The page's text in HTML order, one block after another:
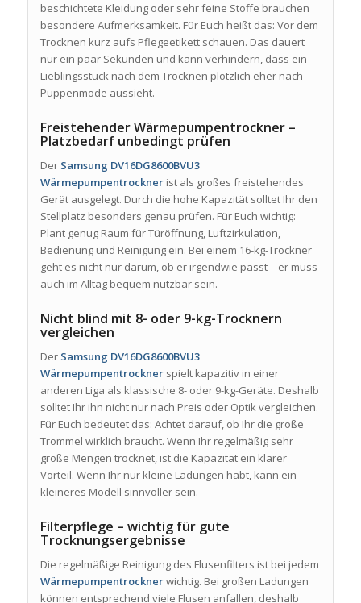
beschichtete Kleidung oder sehr feine Stoffe brauchen
besondere Aufmerksamkeit. Für Euch heißt das: Vor dem
Trocknen kurz aufs Pflegeetikett schauen. Das dauert
nur ein paar Sekunden und kann verhindern, dass ein
Lieblingsstück nach dem Trocknen plötzlich eher nach
Puppenmode aussieht.
Freistehender Wärmepumpentrockner –
Platzbedarf unbedingt prüfen
Der Samsung DV16DG8600BVU3
Wärmepumpentrocknerist als großes freistehendes
Gerät ausgelegt. Durch die hohe Kapazität solltet Ihr den
Stellplatz besonders genau prüfen. Für Euch wichtig:
Plant genug Raum für Türöffnung, Luftzirkulation,
Bedienung und Reinigung ein. Bei einem 16-kg-Trockner
geht es nicht nur darum, ob er irgendwie passt – er muss
auch im Alltag bequem nutzbar sein.
Nicht blind mit 8- oder 9-kg-Trocknern
vergleichen
Der Samsung DV16DG8600BVU3
Wärmepumpentrocknerspielt kapazitiv in einer
anderen Liga als klassische 8- oder 9-kg-Geräte. Deshalb
solltet Ihr ihn nicht nur nach Preis oder Optik vergleichen.
Für Euch bedeutet das: Achtet darauf, ob Ihr die große
Trommel wirklich braucht. Wenn Ihr regelmäßig sehr
große Mengen trocknet, ist die Kapazität ein klarer
Vorteil. Wenn Ihr nur kleine Ladungen habt, kann ein
kleineres Modell sinnvoller sein.
Filterpflege – wichtig für gute
Trocknungsergebnisse
Die regelmäßige Reinigung des Flusenfilters ist bei jedem
Wärmepumpentrocknerwichtig. Bei großen Ladungen
können entsprechend viele Flusen anfallen, deshalb